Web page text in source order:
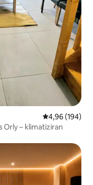
Prosječna
4,96 (194)
Orly – klimatiziran